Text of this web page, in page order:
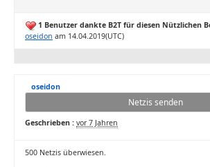
1 Benutzer dankte B2T für diesen Nützlichen
oseidon am 14.04.2019(UTC)
oseidon
Netzis senden
Geschrieben : vor 7 Jahren
500 Netzis überwiesen.